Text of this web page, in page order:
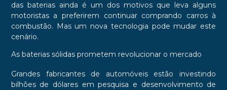
das baterias ainda é um dos motivos que leva alguns
motoristas a preferirem continuar comprando carros à
combustão. Mas um nova tecnologia pode mudar este
cenário.
As baterias sólidas prometem revolucionar o mercado
Grandes fabricantes de automóveis estão investindo
bilhões de dólares em pesquisa e desenvolvimento de